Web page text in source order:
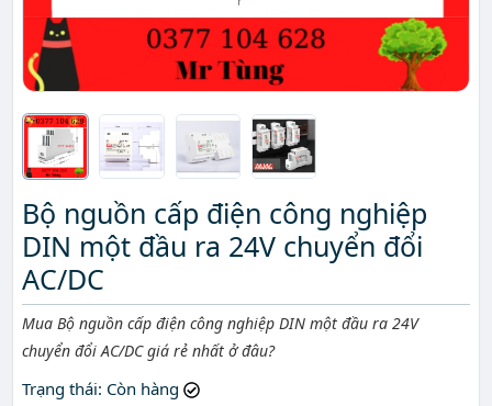
Bộ nguồn cấp điện công nghiệp
DIN một đầu ra 24V chuyển đổi
AC/DC
Mô tả ngắn
Mua Bộ nguồn cấp điện công nghiệp DIN một đầu ra 24V
chuyển đổi AC/DC giá rẻ nhất ở đâu?
Trạng thái: Còn hàng